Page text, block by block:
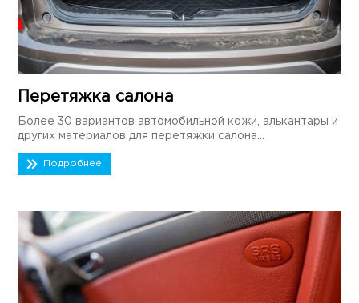
Перетяжка салона
Более 30 вариантов автомобильной кожи, алькантары и
других материалов для перетяжки салона...
Подробнее